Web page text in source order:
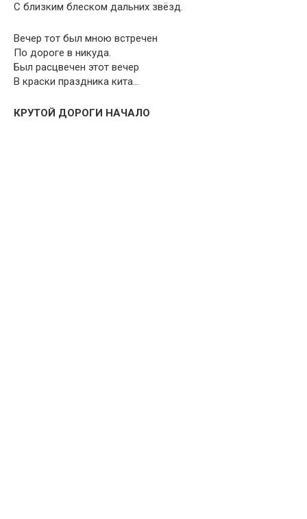
С близким блеском дальних звёзд.
Вечер тот был мною встречен
По дороге в никуда.
Был расцвечен этот вечер
В краски праздника кита…
КРУТОЙ ДОРОГИ НАЧАЛО